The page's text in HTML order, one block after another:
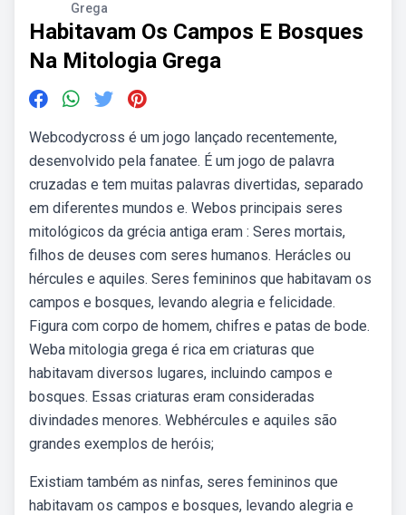
Grega
Habitavam Os Campos E Bosques
Na Mitologia Grega
Webcodycross é um jogo lançado recentemente,
desenvolvido pela fanatee. É um jogo de palavra
cruzadas e tem muitas palavras divertidas, separado
em diferentes mundos e. Webos principais seres
mitológicos da grécia antiga eram : Seres mortais,
filhos de deuses com seres humanos. Herácles ou
hércules e aquiles. Seres femininos que habitavam os
campos e bosques, levando alegria e felicidade.
Figura com corpo de homem, chifres e patas de bode.
Weba mitologia grega é rica em criaturas que
habitavam diversos lugares, incluindo campos e
bosques. Essas criaturas eram consideradas
divindades menores. Webhércules e aquiles são
grandes exemplos de heróis;
Existiam também as ninfas, seres femininos que
habitavam os campos e bosques, levando alegria e